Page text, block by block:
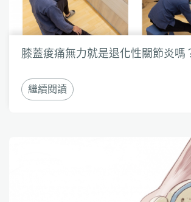
膝蓋痠痛無力就是退化性關節炎嗎
繼續閱讀